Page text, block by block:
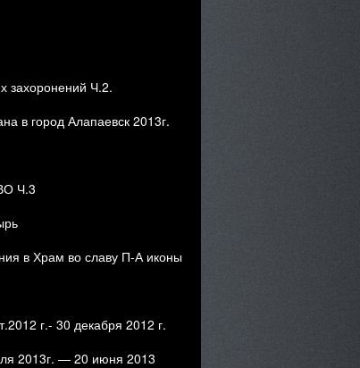
захоронений Ч.2.
в город Алапаевск 2013г.
Ч.3
в Храм во славу П-А иконы
г.- 30 декабря 2012 г.
2013г. — 20 июня 2013